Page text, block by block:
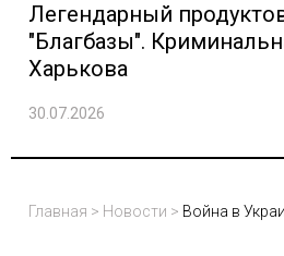
Легендарный
"Благбазы".
Харькова
30.07.2026
Главная > Новости > Война в